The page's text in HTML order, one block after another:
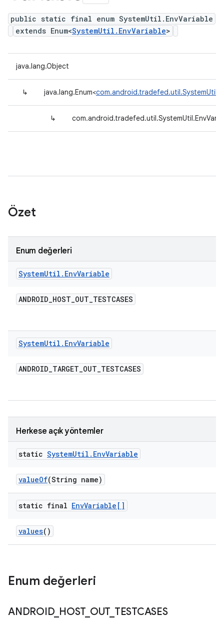
public static final enum SystemUtil.EnvVariable
extends Enum<SystemUtil.EnvVariable>
java.lang.Object
↳ java.lang.Enum<
↳
Özet
Enum değerleri
SystemUtil . EnvVariable
ANDROID_HOST_OUT_TESTCASES
SystemUtil . EnvVariable
ANDROID_TARGET_OUT_TESTCASES
Herkese açık yöntemler
static SystemUtil . EnvVariable
valueOf(String name)
static final EnvVariable[]
values()
Enum değerleri
ANDROID_ HOST_ OUT_ TESTCASES